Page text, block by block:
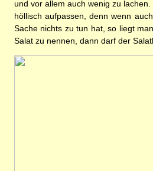
und vor allem auch wenig zu
höllisch aufpassen, denn wenn
Sache nichts zu tun hat, so liegt
Salat zu nennen, dann darf der